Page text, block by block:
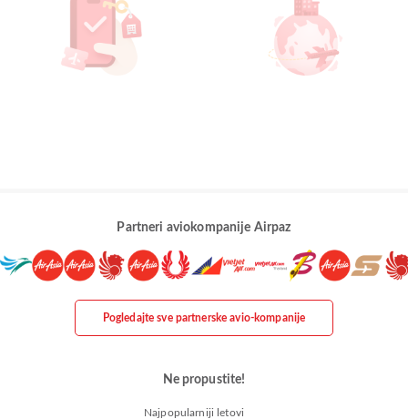
Partneri aviokompanije Airpaz
Pogledajte sve partnerske avio-kompanije
Ne propustite!
Najpopularniji letovi